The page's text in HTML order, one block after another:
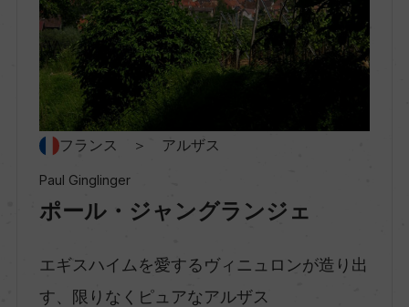
種類
スティルワイン
味わい
フランス ＞ アルザス
Paul Ginglinger
ポール・ジャングランジェ
エギスハイムを愛するヴィニュロンが造り出
す、限りなくピュアなアルザス